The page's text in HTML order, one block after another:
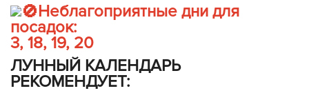
Неблагоприятные дни для
посадок:
3, 18, 19, 20
ЛУННЫЙ КАЛЕНДАРЬ
РЕКОМЕНДУЕТ: